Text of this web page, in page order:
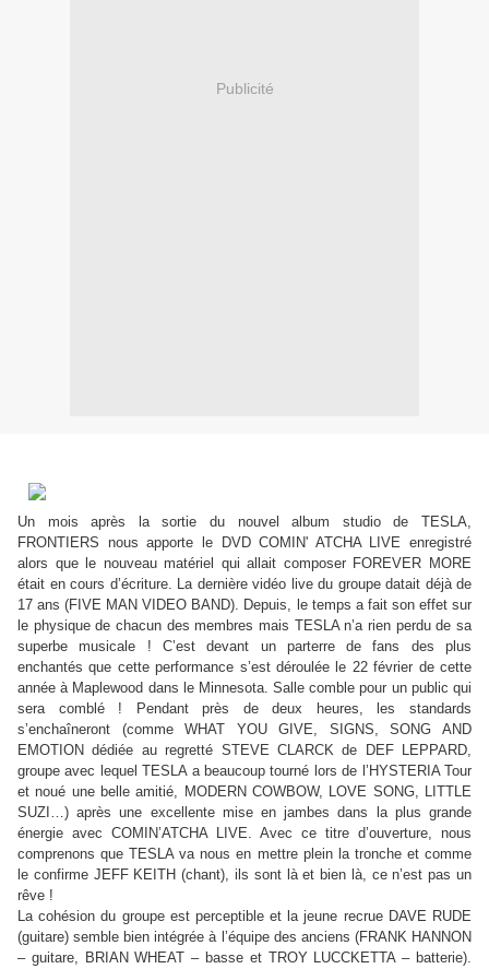
Publicité
Un mois après la sortie du nouvel album studio de TESLA,
FRONTIERS nous apporte le DVD COMIN' ATCHA LIVE enregistré
alors que le nouveau matériel qui allait composer FOREVER MORE
était en cours d’écriture. La dernière vidéo live du groupe datait déjà de
17 ans (FIVE MAN VIDEO BAND). Depuis, le temps a fait son effet sur
le physique de chacun des membres mais TESLA n’a rien perdu de sa
superbe musicale ! C’est devant un parterre de fans des plus
enchantés que cette performance s’est déroulée le 22 février de cette
année à Maplewood dans le Minnesota. Salle comble pour un public qui
sera comblé ! Pendant près de deux heures, les standards
s’enchaîneront (comme WHAT YOU GIVE, SIGNS, SONG AND
EMOTION dédiée au regretté STEVE CLARCK de DEF LEPPARD,
groupe avec lequel TESLA a beaucoup tourné lors de l’HYSTERIA Tour
et noué une belle amitié, MODERN COWBOW, LOVE SONG, LITTLE
SUZI…) après une excellente mise en jambes dans la plus grande
énergie avec COMIN’ATCHA LIVE. Avec ce titre d’ouverture, nous
comprenons que TESLA va nous en mettre plein la tronche et comme
le confirme JEFF KEITH (chant), ils sont là et bien là, ce n’est pas un
rêve !
La cohésion du groupe est perceptible et la jeune recrue DAVE RUDE
(guitare) semble bien intégrée à l’équipe des anciens (FRANK HANNON
– guitare, BRIAN WHEAT – basse et TROY LUCCKETTA – batterie).